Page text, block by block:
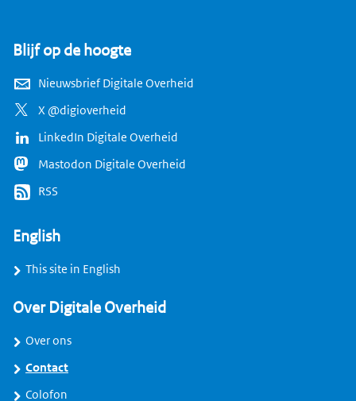
Blijf op de hoogte
Nieuwsbrief Digitale Overheid
X @digioverheid
LinkedIn Digitale Overheid
Mastodon Digitale Overheid
RSS
English
This site in English
Over Digitale Overheid
Over ons
Contact
Colofon